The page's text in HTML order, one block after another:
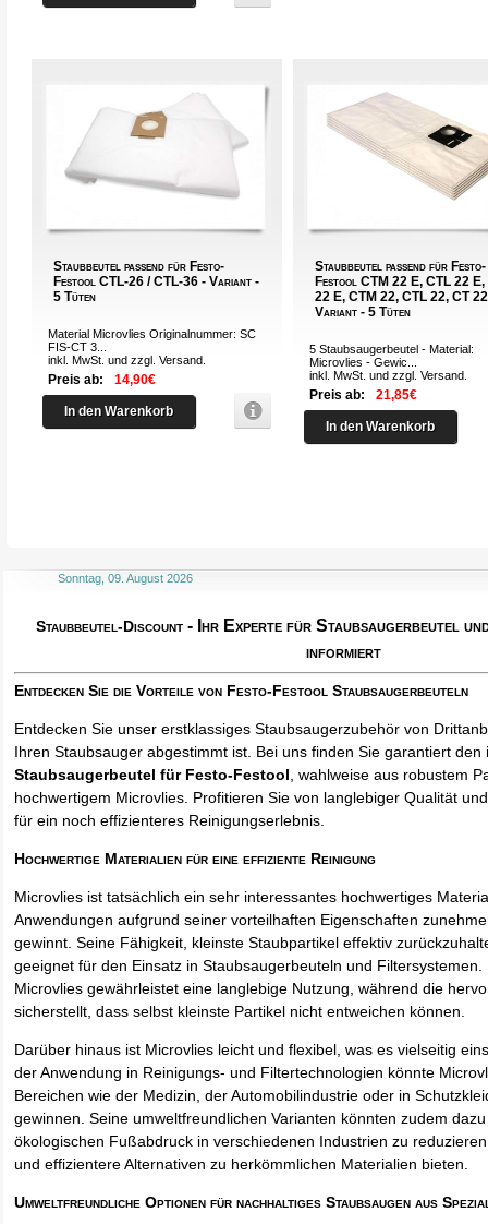
Staubbeutel passend für Festo-
Festool CTL-26 / CTL-36 - Variant -
5 Tüten
Material Microvlies Originalnummer: SC
FIS-CT 3...
inkl. MwSt. und zzgl.Versand
Preis ab: 14,90€
In den Warenkorb
Staubbeutel passend für Festo-
Festool CTM 22 E, CTL 22 E,
22 E, CTM 22, CTL 22, CT
Variant - 5 Tüten
5 Staubsaugerbeutel - Material:
Microvlies - Gewic...
inkl. MwSt. und zzgl.Versand
Preis ab: 21,85€
In den Warenkorb
Sonntag, 09. August 2026
Staubbeutel-Discount - Ihr Experte für Staubsaugerbeutel
informiert
Entdecken Sie die Vorteile von Festo-Festool Staubsaugerbeuteln
Entdecken Sie unser erstklassiges Staubsaugerzubehör von
Ihren Staubsauger abgestimmt ist. Bei uns finden Sie garantiert den
Staubsaugerbeutel für Festo-Festool, wahlweise aus robustem
hochwertigem Microvlies. Profitieren Sie von langlebiger Qualität
für ein noch effizienteres Reinigungserlebnis.
Hochwertige Materialien für eine effiziente Reinigung
Microvlies ist tatsächlich ein sehr interessantes hochwertiges
Anwendungen aufgrund seiner vorteilhaften Eigenschaften
gewinnt. Seine Fähigkeit, kleinste Staubpartikel effektiv
geeignet für den Einsatz in Staubsaugerbeuteln und
Microvlies gewährleistet eine langlebige Nutzung, während die
sicherstellt, dass selbst kleinste Partikel nicht entweichen können.
Darüber hinaus ist Microvlies leicht und flexibel, was es vielseitig
der Anwendung in Reinigungs- und Filtertechnologien könnte
Bereichen wie der Medizin, der Automobilindustrie oder in
gewinnen. Seine umweltfreundlichen Varianten könnten zudem
ökologischen Fußabdruck in verschiedenen Industrien zu
und effizientere Alternativen zu herkömmlichen Materialien bieten.
Umweltfreundliche Optionen für nachhaltiges Staubsaugen aus